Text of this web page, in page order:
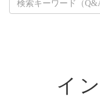
イ